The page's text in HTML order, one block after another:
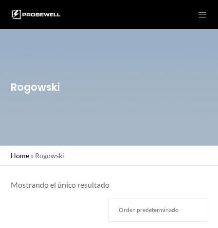
Rogowski
Home » Rogowski
Mostrando el único resultado